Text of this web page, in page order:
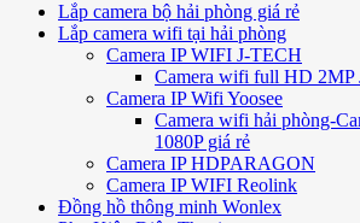
Lắp camera bộ hải phòng giá rẻ
Lắp camera wifi tại hải phòng
Camera IP WIFI J-TECH
Camera wifi full HD 2MP
Camera IP Wifi Yoosee
Camera wifi hải phòng-
1080P giá rẻ
Camera IP HDPARAGON
Camera IP WIFI Reolink
Đồng hồ thông minh Wonlex